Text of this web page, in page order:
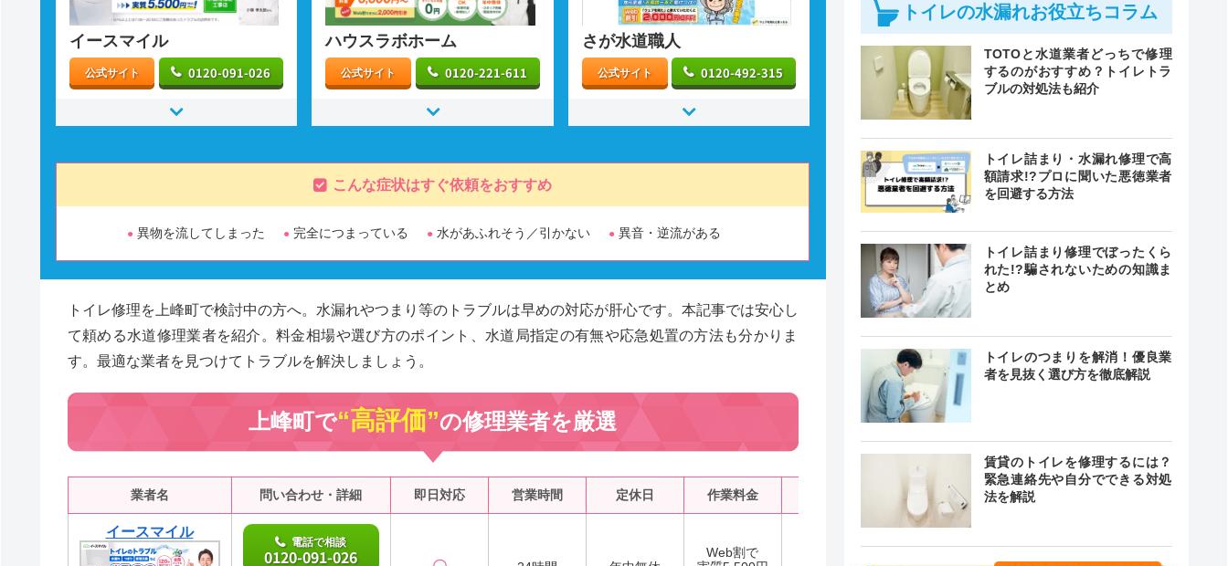
イースマイル
公式サイト 0120-091-026
ハウスラボホーム
公式サイト 0120-221-611
さが水道職人
公式サイト 0120-492-315
こんな症状はすぐ依頼をおすすめ
異物を流してしまった 完全につまっている 水があふれそう／引かない 異音・逆流がある
トイレ修理を上峰町で検討中の方へ。水漏れやつまり等のトラブルは早めの対応が肝心です。本記事では安心し
て頼める水道修理業者を紹介。料金相場や選び方のポイント、水道局指定の有無や応急処置の方法も分かりま
す。最適な業者を見つけてトラブルを解決しましょう。
上峰町で“高評価”の修理業者を厳選
業者名 問い合わせ・詳細 即日対応 営業時間 定休日 作業料金 クチコミ
イースマイル
電話で相談
0120-091-026
Web割で
4.1
トイレの水漏れお役立ちコラム
TOTOと水道業者どっちで修理
するのがおすすめ？トイレトラ
ブルの対処法も紹介
トイレ詰まり・水漏れ修理で高
額請求!?プロに聞いた悪徳業者
を回避する方法
トイレ詰まり修理でぼったくら
れた!?騙されないための知識ま
とめ
トイレのつまりを解消！優良業
者を見抜く選び方を徹底解説
賃貸のトイレを修理するには？
緊急連絡先や自分でできる対処
法を解説